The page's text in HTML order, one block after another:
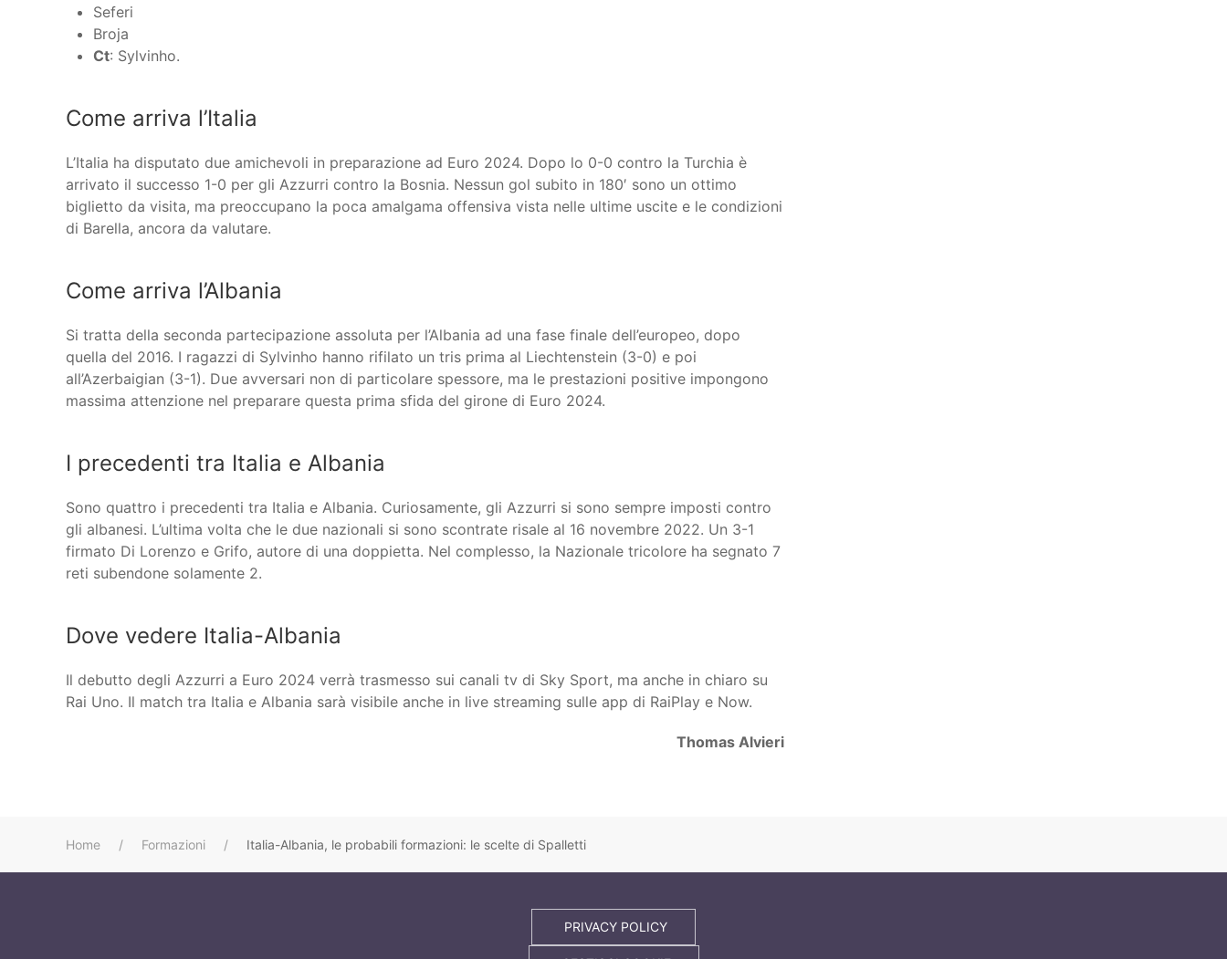
Seferi
Broja
Ct: Sylvinho.
Come arriva l’Italia
L’Italia ha disputato due amichevoli in preparazione ad Euro 2024. Dopo lo 0-0 contro la Turchia è
arrivato il successo 1-0 per gli Azzurri contro la Bosnia. Nessun gol subito in 180′ sono un ottimo
biglietto da visita, ma preoccupano la poca amalgama offensiva vista nelle ultime uscite e le condizioni
di Barella, ancora da valutare.
Come arriva l’Albania
Si tratta della seconda partecipazione assoluta per l’Albania ad una fase finale dell’europeo, dopo
quella del 2016. I ragazzi di Sylvinho hanno rifilato un tris prima al Liechtenstein (3-0) e poi
all’Azerbaigian (3-1). Due avversari non di particolare spessore, ma le prestazioni positive impongono
massima attenzione nel preparare questa prima sfida del girone di Euro 2024.
I precedenti tra Italia e Albania
Sono quattro i precedenti tra Italia e Albania. Curiosamente, gli Azzurri si sono sempre imposti contro
gli albanesi. L’ultima volta che le due nazionali si sono scontrate risale al 16 novembre 2022. Un 3-1
firmato Di Lorenzo e Grifo, autore di una doppietta. Nel complesso, la Nazionale tricolore ha segnato 7
reti subendone solamente 2.
Dove vedere Italia-Albania
Il debutto degli Azzurri a Euro 2024 verrà trasmesso sui canali tv di Sky Sport, ma anche in chiaro su
Rai Uno. Il match tra Italia e Albania sarà visibile anche in live streaming sulle app di RaiPlay e Now.
Thomas Alvieri
Home Formazioni Italia-Albania, le probabili formazioni: le scelte di Spalletti
PRIVACY POLICY